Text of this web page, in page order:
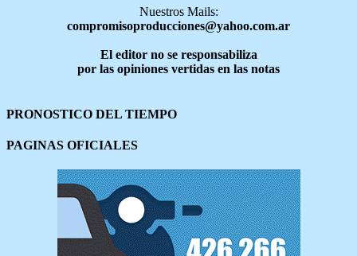
Nuestros Mails:
compromisoproducciones@yahoo.com.ar
El editor no se responsabiliza
por las opiniones vertidas en las notas
PRONOSTICO DEL TIEMPO
PAGINAS OFICIALES